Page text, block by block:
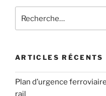
pour
ARTICLES RÉCENTS
Plan d’urgence
rail